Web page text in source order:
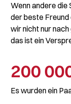
Wenn andere die
der beste Freund
wir nicht nur
das ist ein
200
Es wurden ein